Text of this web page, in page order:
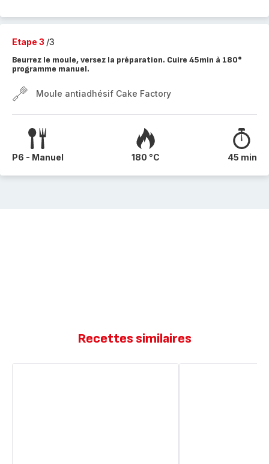
Etape 3 /3
Beurrez le moule, versez la préparation. Cuire 45min à 180°
programme manuel.
Moule antiadhésif Cake Factory
P6 - Manuel 180 °C 45 min
Recettes similaires